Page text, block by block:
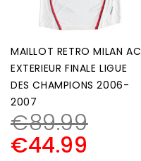
MAILLOT RETRO MILAN AC
EXTERIEUR FINALE LIGUE
DES CHAMPIONS 2006-
2007
€89.99
€44.99